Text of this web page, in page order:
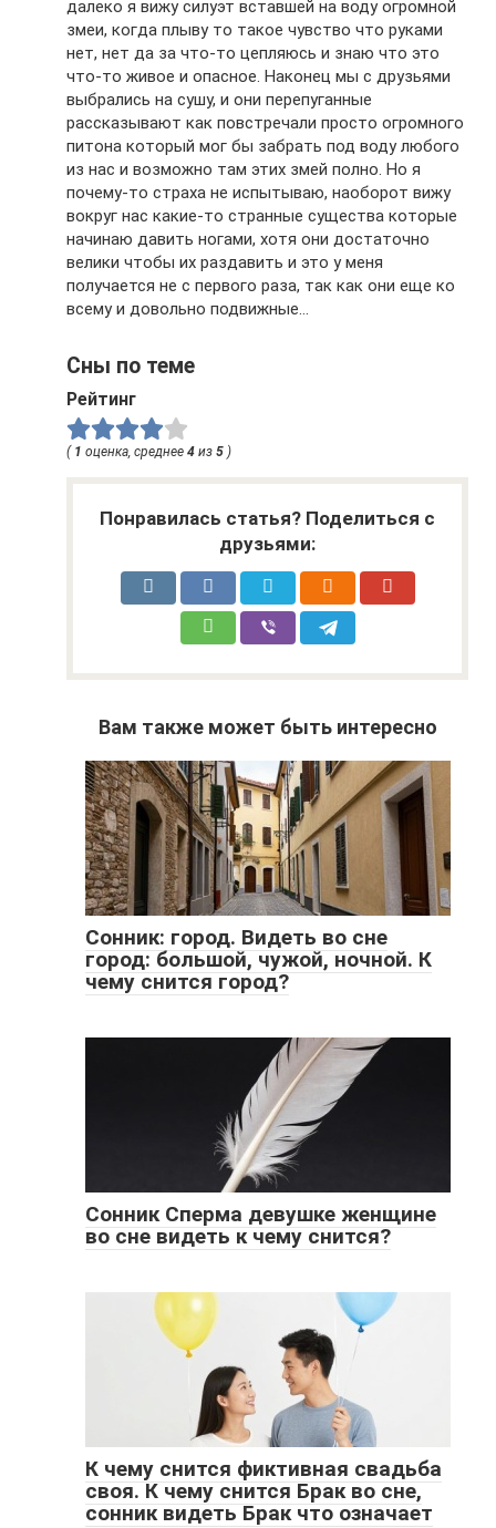
далеко я вижу силуэт вставшей на воду огромной
змеи, когда плыву то такое чувство что руками
нет, нет да за что-то цепляюсь и знаю что это
что-то живое и опасное. Наконец мы с друзьями
выбрались на сушу, и они перепуганные
рассказывают как повстречали просто огромного
питона который мог бы забрать под воду любого
из нас и возможно там этих змей полно. Но я
почему-то страха не испытываю, наоборот вижу
вокруг нас какие-то странные существа которые
начинаю давить ногами, хотя они достаточно
велики чтобы их раздавить и это у меня
получается не с первого раза, так как они еще ко
всему и довольно подвижные…
Сны по теме
Рейтинг
( 1 оценка, среднее 4 из 5 )
Понравилась статья? Поделиться с
друзьями:
Вам также может быть интересно
Сонник: город. Видеть во сне
город: большой, чужой, ночной. К
чему снится город?
Сонник Сперма девушке женщине
во сне видеть к чему снится?
К чему снится фиктивная свадьба
своя. К чему снится Брак во сне,
сонник видеть Брак что означает